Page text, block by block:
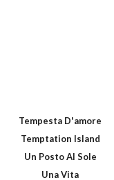
Tempesta D'amore
Temptation Island
Un Posto Al Sole
Una Vita